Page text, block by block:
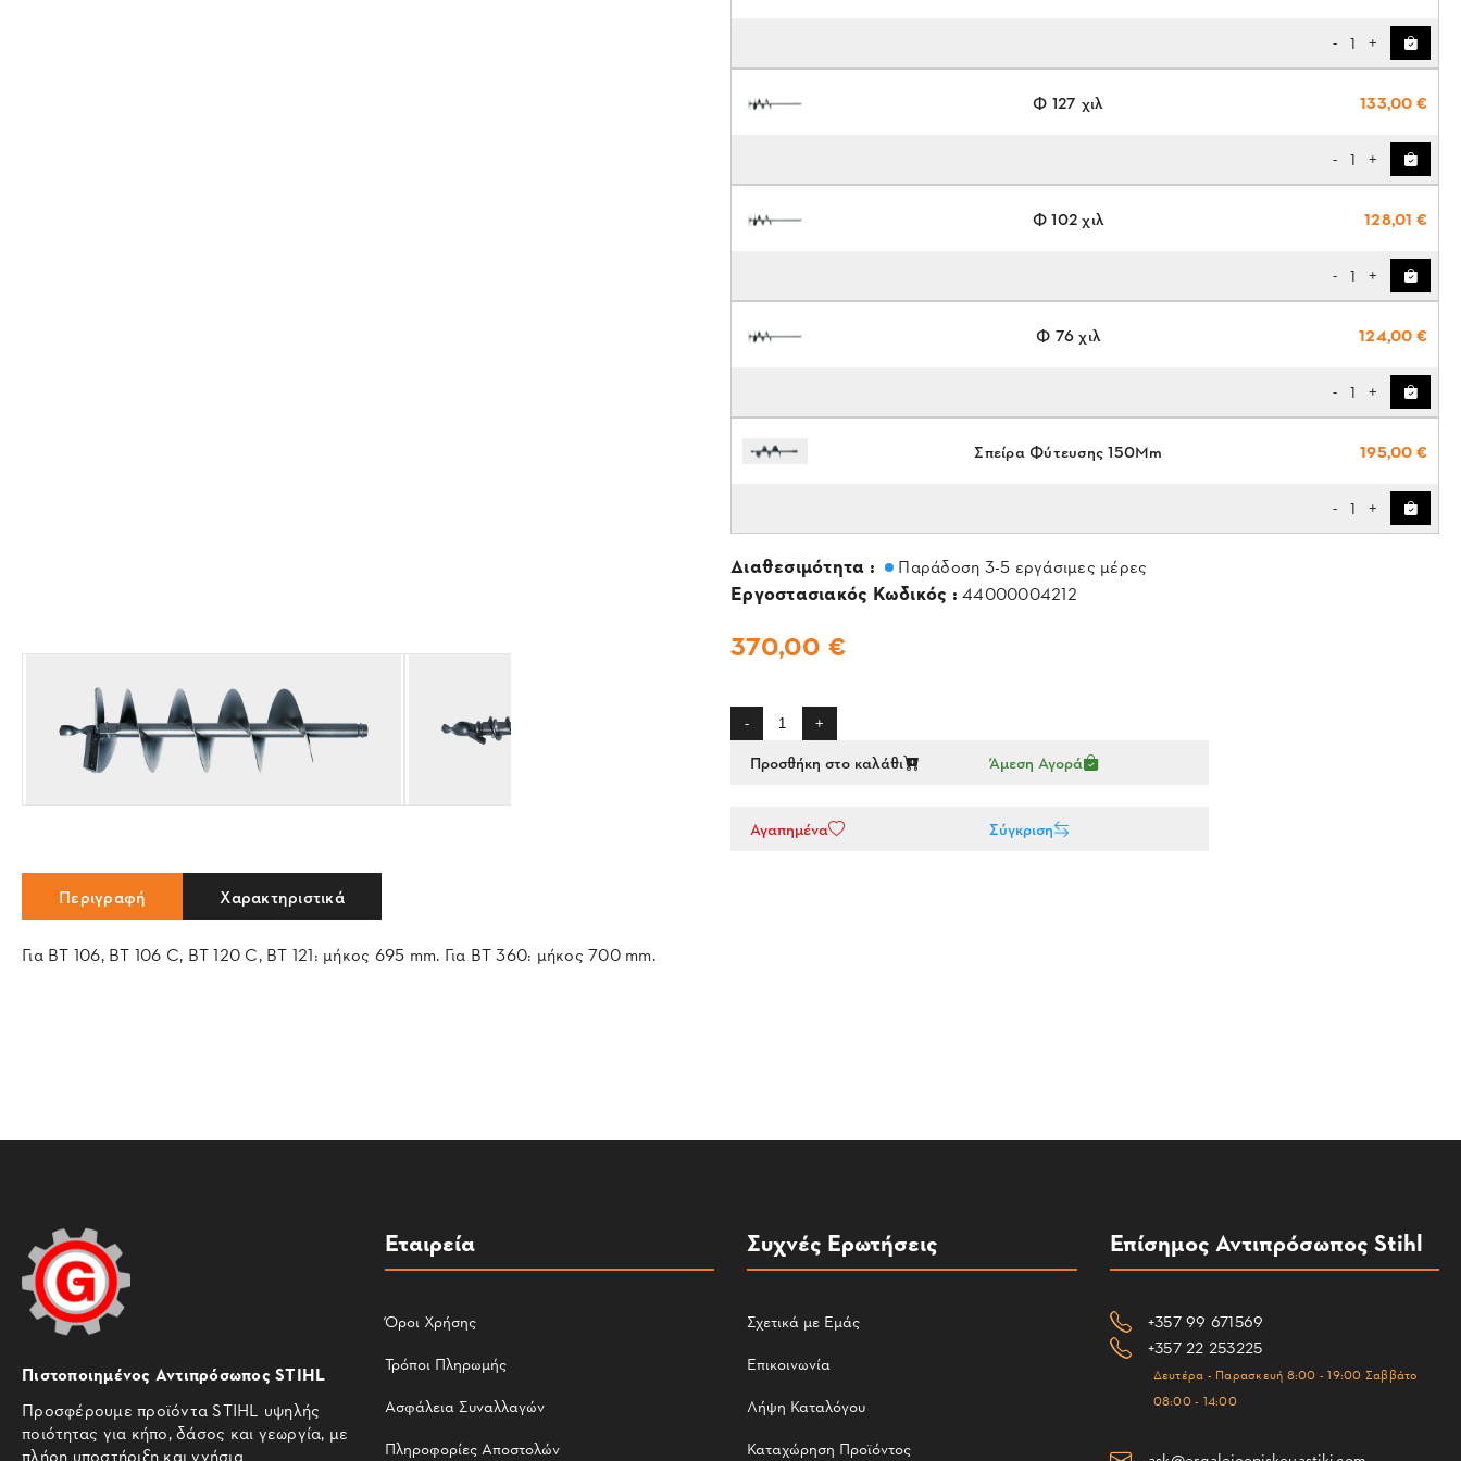
- 1 +
Φ 127 χιλ 133,00 €
- 1 +
Φ 102 χιλ 128,01 €
- 1 +
Φ 76 χιλ 124,00 €
- 1 +
Σπείρα Φύτευσης 150Mm 195,00 €
- 1 +
Διαθεσιμότητα : Παράδοση 3-5 εργάσιμες μέρες
Εργοστασιακός Κωδικός : 44000004212
370,00 €
- +
Προσθήκη στο καλάθι Άμεση Αγορά
Αγαπημένα Σύγκριση
Περιγραφή Χαρακτηριστικά
Για BT 106, BT 106 C, BT 120 C, BT 121: μήκος 695 mm. Για BT 360: μήκος 700 mm.
Πιστοποιημένος Αντιπρόσωπος STIHL
Προσφέρουμε προϊόντα STIHL υψηλής
ποιότητας για κήπο, δάσος και γεωργία, με
πλήρη υποστήριξη και γνήσια
Εταιρεία
Όροι Χρήσης
Τρόποι Πληρωμής
Ασφάλεια Συναλλαγών
Πληροφορίες Αποστολών
Συχνές Ερωτήσεις
Σχετικά με Εμάς
Επικοινωνία
Λήψη Καταλόγου
Καταχώρηση Προϊόντος
Επίσημος Αντιπρόσωπος Stihl
+357 99 671569
+357 22 253225
Δευτέρα - Παρασκευή 8:00 - 19:00 Σαββάτο
08:00 - 14:00